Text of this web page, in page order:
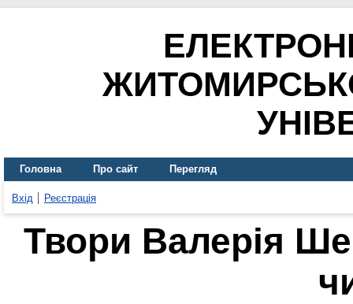
Головна Про сайт Перегляд
Вхід Реєстрація
Твори Валерія